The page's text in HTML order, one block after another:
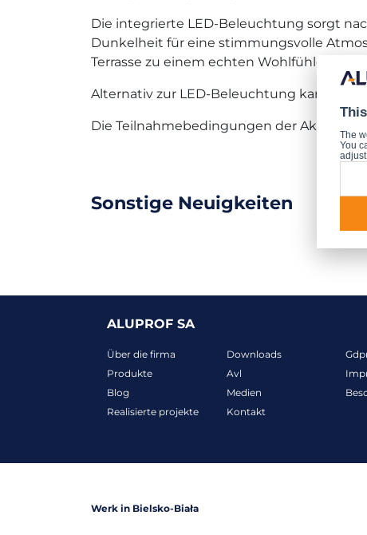
Die integrierte LED-Beleuchtung sorgt
Dunkelheit für eine stimmungsvolle
Terrasse zu einem echten Wohlfühlort.
Alternativ zur LED-Beleuchtung kann ein
Die Teilnahmebedingungen der Aktion
Sonstige Neuigkeiten
ALUPROF SA
Über die firma
Produkte
Blog
Realisierte projekte
Downloads
Avl
Medien
Kontakt
Werk in Bielsko-Biała
The
You